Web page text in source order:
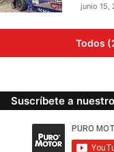
junio 15,
Todos
Suscríbete a